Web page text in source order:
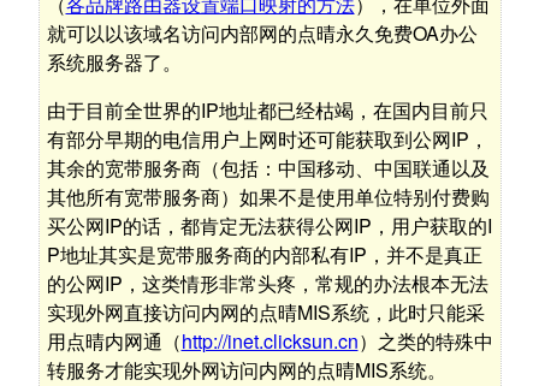
就可以以该域名访问内部网的点晴永久免费OA办公
系统服务器了。
由于目前全世界的IP地址都已经枯竭，在国内目前只
有部分早期的电信用户上网时还可能获取到公网IP，
其余的宽带服务商（包括：中国移动、中国联通以及
其他所有宽带服务商）如果不是使用单位特别付费购
买公网IP的话，都肯定无法获得公网IP，用户获取的I
P地址其实是宽带服务商的内部私有IP，并不是真正
的公网IP，这类情形非常头疼，常规的办法根本无法
实现外网直接访问内网的点晴MIS系统，此时只能采
用点晴内网通（http://inet.clicksun.cn）之类的特殊中
转服务才能实现外网访问内网的点晴MIS系统。